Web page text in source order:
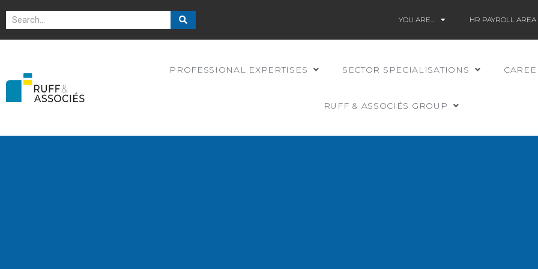
YOU ARE… HR PAYROLL AREA
PROFESSIONAL EXPERTISES SECTOR SPECIALISATIONS
RUFF & ASSOCIÉS GROUP